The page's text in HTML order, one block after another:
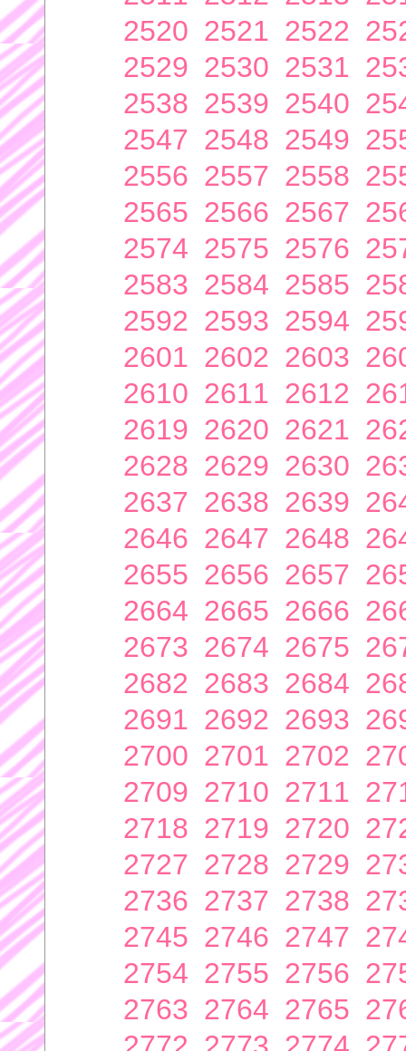
2520 2521 2522
2529 2530 2531
2538 2539 2540
2547 2548 2549
2556 2557 2558
2565 2566 2567
2574 2575 2576
2583 2584 2585
2592 2593 2594
2601 2602 2603
2610 2611 2612
2619 2620 2621
2628 2629 2630
2637 2638 2639
2646 2647 2648
2655 2656 2657
2664 2665 2666
2673 2674 2675
2682 2683 2684
2691 2692 2693
2700 2701 2702
2709 2710 2711
2718 2719 2720
2727 2728 2729
2736 2737 2738
2745 2746 2747
2754 2755 2756
2763 2764 2765